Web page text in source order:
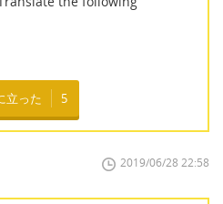
立った 5
2019/06/28 22:58